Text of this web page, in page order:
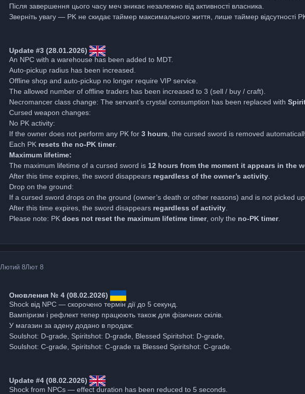
Після завершення цього часу меч зникає незалежно від активності власника.
Зверніть увагу — PK не скидає таймер максимального життя, лише таймер відсутності
Update #3 (28.01.2026)
An NPC with a warehouse has been added to MDT.
Auto-pickup radius has been increased.
Offline shop and auto-pickup no longer require VIP service.
The allowed number of offline traders has been increased to 3 (sell / buy / craft).
Necromancer class change: The servant’s crystal consumption has been replaced with
Cursed weapon changes:
No PK activity:
If the owner does not perform any PK for3 hours , the cursed sword is removed
Each PK resets the no-PK timer.
Maximum lifetime:
The maximum lifetime of a cursed sword is 12 hours from the moment it appears in the
After this time expires, the sword disappears regardless of the owner’s activity
Drop on the ground:
If a cursed sword drops on the ground (owner’s death or other reasons) and is not picked
After this time expires, the sword disappears regardless of activity
Please note: PKdoes not reset the maximum lifetime timer, only the no-PK timer.
Лютий 8Лют 8
Оновлення № 4 (08.02.2026)
Shock від NPC — скорочено термін дії до 5 секунд.
Вампіризм і рефлект тепер працюють також для фізичних скілів.
У магазин за адену додано в продаж:
Soulshot: D-grade, Spiritshot: D-grade, Blessed Spiritshot: D-grade,
Soulshot: C-grade, Spiritshot: C-grade та Blessed Spiritshot: C-grade.
Update #4 (08.02.2026)
Shock from NPCs — effect duration has been reduced to 5 seconds.